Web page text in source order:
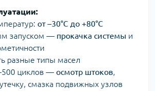
от –30°C до +80°C
запуском — прокачка системы и
разные типы масел
циклов — осмотр штоков,
смазка подвижных узлов